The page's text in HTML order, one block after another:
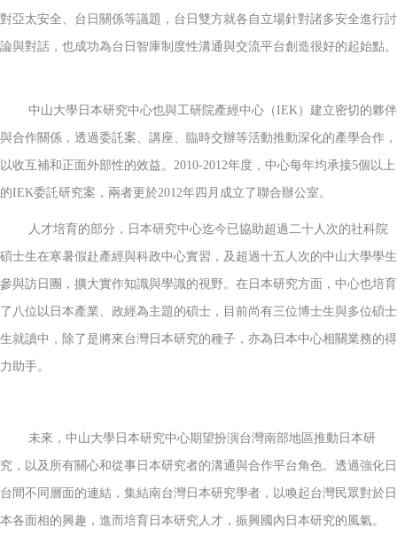
對亞太安全、台日關係等議題，台日雙方就各自立場針對諸多安全進行討
論與對話，也成功為台日智庫制度性溝通與交流平台創造很好的起始點。
中山大學日本研究中心也與工研院產經中心（IEK）建立密切的夥伴
與合作關係，透過委託案、講座、臨時交辦等活動推動深化的產學合作，
以收互補和正面外部性的效益。2010-2012年度，中心每年均承接5個以上
的IEK委託研究案，兩者更於2012年四月成立了聯合辦公室。
人才培育的部分，日本研究中心迄今已協助超過二十人次的社科院
碩士生在寒暑假赴產經與科政中心實習，及超過十五人次的中山大學學生
參與訪日團，擴大實作知識與學識的視野。在日本研究方面，中心也培育
了八位以日本產業、政經為主題的碩士，目前尚有三位博士生與多位碩士
生就讀中，除了是將來台灣日本研究的種子，亦為日本中心相關業務的得
力助手。
未來，中山大學日本研究中心期望扮演台灣南部地區推動日本研
究，以及所有關心和從事日本研究者的溝通與合作平台角色。透過強化日
台間不同層面的連結，集結南台灣日本研究學者，以喚起台灣民眾對於日
本各面相的興趣，進而培育日本研究人才，振興國內日本研究的風氣。